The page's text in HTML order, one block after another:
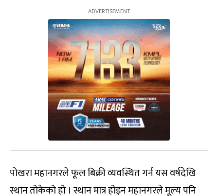
पोखरा महानगरले फूल बिक्री व्यवस्थित गर्न यस वर्षदेखि
स्थान तोकेको हो । स्थान मात्र होइन महानगरले मूल्य पनि